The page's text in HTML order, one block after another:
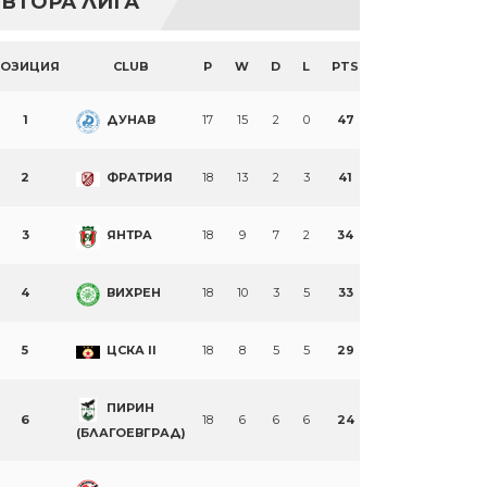
CLUB P W D L PTS
1 ДУНАВ 17 15 2 0 47
2 ФРАТРИЯ 18 13 2 3 41
3 ЯНТРА 18 9 7 2 34
4 ВИХРЕН 18 10 3 5 33
5 ЦСКА II 18 8 5 5 29
6
ПИРИН
(БЛАГОЕВГРАД)
18 6 6 6 24